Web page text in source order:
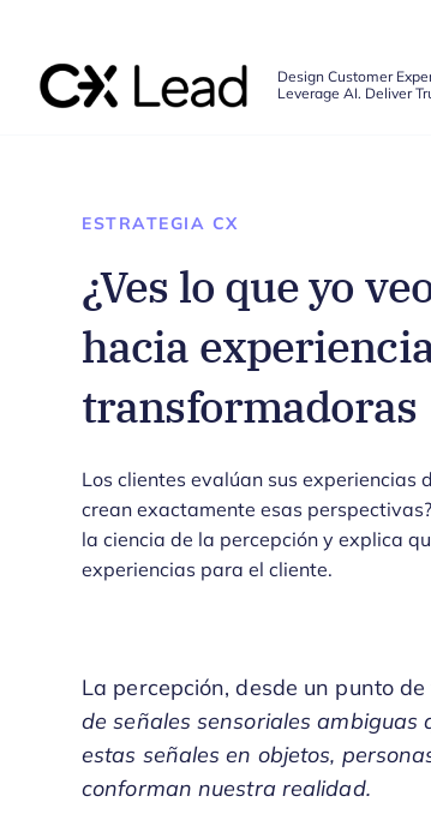
Design Customer
Leverage AI. Deliver
ESTRATEGIA CX
¿Ves lo que yo
hacia
transformadoras
Los clientes evalúan sus experiencias
crean exactamente esas
la ciencia de la percepción y explica
experiencias para el cliente.
La percepción, desde un punto
de señales sensoriales ambiguas
estas señales en objetos,
conforman nuestra realidad.